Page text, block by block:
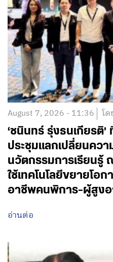
August 7, 2026 - 11:36 โ
‘ชนินทร์ รุ่งธนเกียรติ
ประชุมแลกเปลี่ยนควา
นวัตกรรมการเรียนรู้
ใช้เทคโนโลยีขยายโอ
อาชีพคนพิการ-ผู้สูงอ
อ่านต่อ